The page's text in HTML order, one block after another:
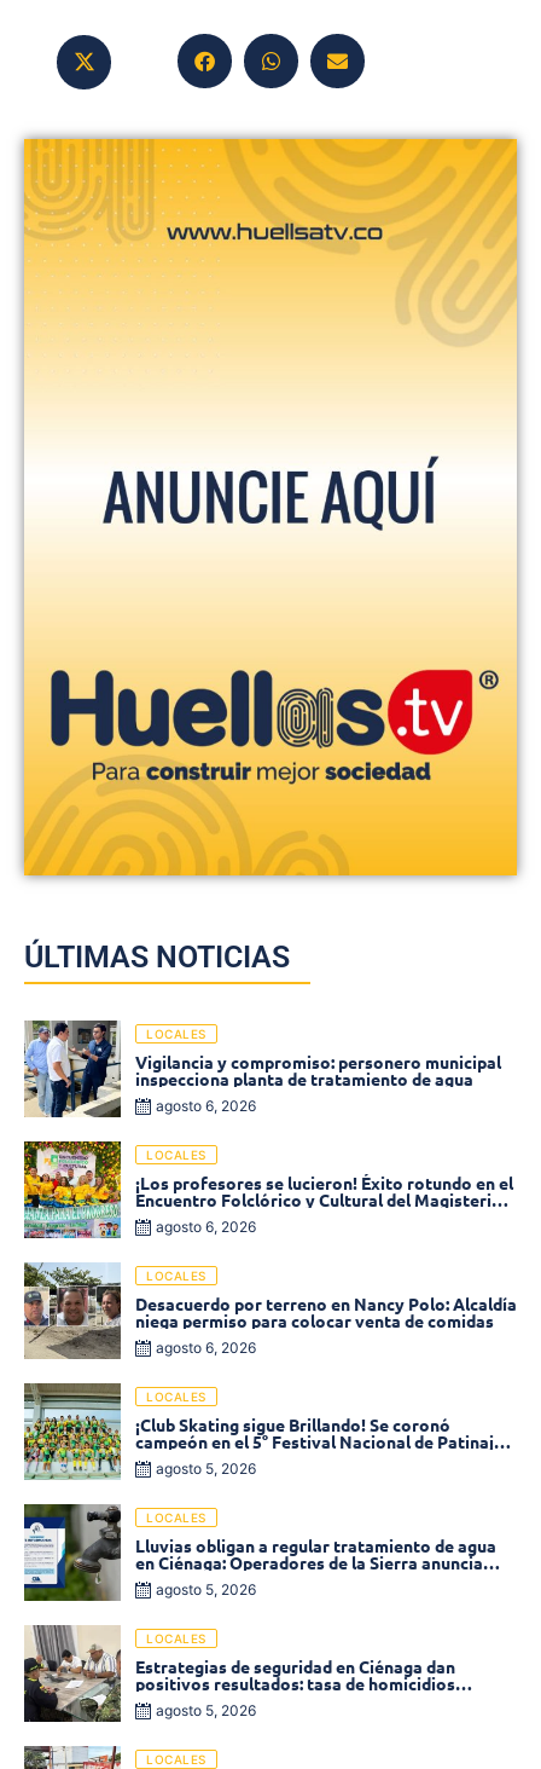
ÚLTIMAS NOTICIAS
LOCALES
Vigilancia y compromiso: personero municipal
inspecciona planta de tratamiento de agua
agosto 6, 2026
LOCALES
¡Los profesores se lucieron! Éxito rotundo en el
Encuentro Folclórico y Cultural del Magisterio
2026 en Ciénaga
agosto 6, 2026
LOCALES
Desacuerdo por terreno en Nancy Polo: Alcaldía
niega permiso para colocar venta de comidas
agosto 6, 2026
LOCALES
¡Club Skating sigue Brillando! Se coronó
campeón en el 5° Festival Nacional de Patinaje
«Soledad sobre Ruedas»
agosto 5, 2026
LOCALES
Lluvias obligan a regular tratamiento de agua
en Ciénaga: Operadores de la Sierra anuncia
baja presión en varios sectores
agosto 5, 2026
LOCALES
Estrategias de seguridad en Ciénaga dan
positivos resultados: tasa de homicidios
disminuyó un 58% en 2026
agosto 5, 2026
LOCALES